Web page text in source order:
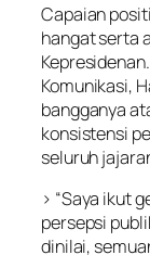
Capaian
hangat serta
Komunikasi,
bangganya
konsistensi
seluruh
> “Saya ikut
persepsi
dinilai,